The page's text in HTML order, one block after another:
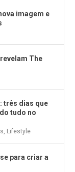
imagem e
The
três dias que
tudo no
, Lifestyle
para criar a